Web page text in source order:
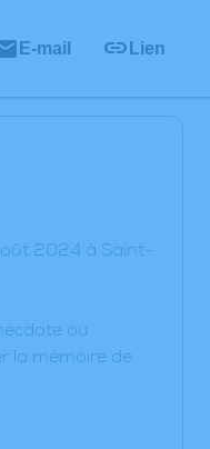
E-mail Lien
2024 à Saint-
ou
la mémoire de